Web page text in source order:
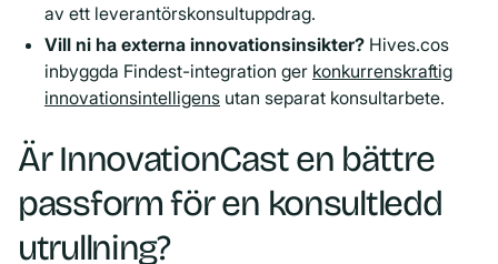
av ett leverantörskonsultuppdrag.
Vill ni ha externa innovationsinsikter? Hives.cos
inbyggda Findest-integration ger konkurrenskraftig
innovationsintelligens utan separat konsultarbete.
Är InnovationCast en bättre
passform för en konsultledd
utrullning?